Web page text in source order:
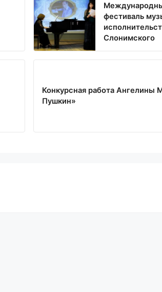
фестиваль
Слонимского
Конкурсная работа Ангелины
Пушкин»